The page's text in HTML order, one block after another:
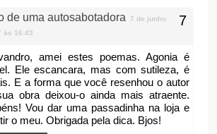
de uma autosabotadora
7 de junho
às 16:43
amei estes poemas. Agonia é
Ele escancara, mas com sutileza, é
E a forma que você resenhou o autor
obra deixou-o ainda mais atraente.
Vou dar uma passadinha na loja e
o meu. Obrigada pela dica. Bjos!